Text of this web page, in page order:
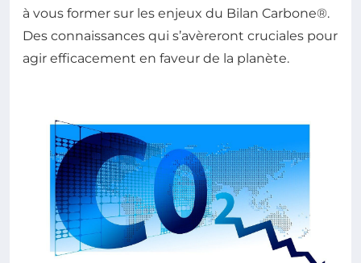
à vous former sur les enjeux du Bilan Carbone®.
Des connaissances qui s’avèreront cruciales pour
agir efficacement en faveur de la planète.